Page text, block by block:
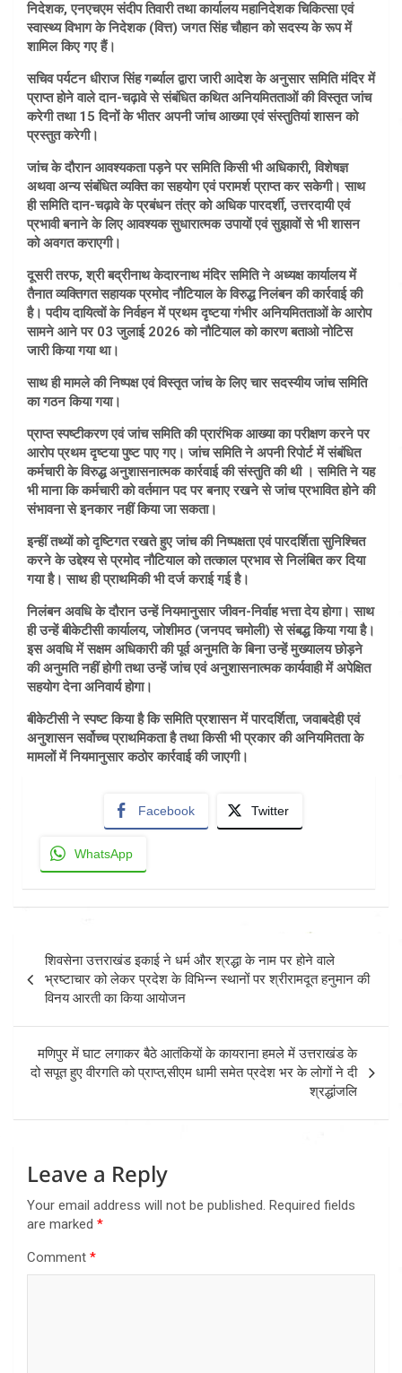
निदेशक, एनएचएम संदीप तिवारी तथा कार्यालय महानिदेशक चिकित्सा एवं
स्वास्थ्य विभाग के निदेशक (वित्त) जगत सिंह चौहान को सदस्य के रूप में
शामिल किए गए हैं।
सचिव पर्यटन धीराज सिंह गर्ब्याल द्वारा जारी आदेश के अनुसार समिति मंदिर में
प्राप्त होने वाले दान-चढ़ावे से संबंधित कथित अनियमितताओं की विस्तृत जांच
करेगी तथा 15 दिनों के भीतर अपनी जांच आख्या एवं संस्तुतियां शासन को
प्रस्तुत करेगी।
जांच के दौरान आवश्यकता पड़ने पर समिति किसी भी अधिकारी, विशेषज्ञ
अथवा अन्य संबंधित व्यक्ति का सहयोग एवं परामर्श प्राप्त कर सकेगी। साथ
ही समिति दान-चढ़ावे के प्रबंधन तंत्र को अधिक पारदर्शी, उत्तरदायी एवं
प्रभावी बनाने के लिए आवश्यक सुधारात्मक उपायों एवं सुझावों से भी शासन
को अवगत कराएगी।
दूसरी तरफ, श्री बद्रीनाथ केदारनाथ मंदिर समिति ने अध्यक्ष कार्यालय में
तैनात व्यक्तिगत सहायक प्रमोद नौटियाल के विरुद्ध निलंबन की कार्रवाई की
है। पदीय दायित्वों के निर्वहन में प्रथम दृष्टया गंभीर अनियमितताओं के आरोप
सामने आने पर 03 जुलाई 2026 को नौटियाल को कारण बताओ नोटिस
जारी किया गया था।
साथ ही मामले की निष्पक्ष एवं विस्तृत जांच के लिए चार सदस्यीय जांच समिति
का गठन किया गया।
प्राप्त स्पष्टीकरण एवं जांच समिति की प्रारंभिक आख्या का परीक्षण करने पर
आरोप प्रथम दृष्टया पुष्ट पाए गए। जांच समिति ने अपनी रिपोर्ट में संबंधित
कर्मचारी के विरुद्ध अनुशासनात्मक कार्रवाई की संस्तुति की थी । समिति ने यह
भी माना कि कर्मचारी को वर्तमान पद पर बनाए रखने से जांच प्रभावित होने की
संभावना से इनकार नहीं किया जा सकता।
इन्हीं तथ्यों को दृष्टिगत रखते हुए जांच की निष्पक्षता एवं पारदर्शिता सुनिश्चित
करने के उद्देश्य से प्रमोद नौटियाल को तत्काल प्रभाव से निलंबित कर दिया
गया है। साथ ही प्राथमिकी भी दर्ज कराई गई है।
निलंबन अवधि के दौरान उन्हें नियमानुसार जीवन-निर्वाह भत्ता देय होगा। साथ
ही उन्हें बीकेटीसी कार्यालय, जोशीमठ (जनपद चमोली) से संबद्ध किया गया है।
इस अवधि में सक्षम अधिकारी की पूर्व अनुमति के बिना उन्हें मुख्यालय छोड़ने
की अनुमति नहीं होगी तथा उन्हें जांच एवं अनुशासनात्मक कार्यवाही में अपेक्षित
सहयोग देना अनिवार्य होगा।
बीकेटीसी ने स्पष्ट किया है कि समिति प्रशासन में पारदर्शिता, जवाबदेही एवं
अनुशासन सर्वोच्च प्राथमिकता है तथा किसी भी प्रकार की अनियमितता के
मामलों में नियमानुसार कठोर कार्रवाई की जाएगी।
Facebook Twitter
WhatsApp
Post
navigation
शिवसेना उत्तराखंड इकाई ने धर्म और श्रद्धा के नाम पर होने वाले
भ्रष्टाचार को लेकर प्रदेश के विभिन्न स्थानों पर श्रीरामदूत हनुमान की
विनय आरती का किया आयोजन
मणिपुर में घाट लगाकर बैठे आतंकियों के कायराना हमले में उत्तराखंड के
दो सपूत हुए वीरगति को प्राप्त,सीएम धामी समेत प्रदेश भर के लोगों ने दी
श्रद्धांजलि
Leave a Reply
Your email address will not be published. Required fields
are marked *
Comment *